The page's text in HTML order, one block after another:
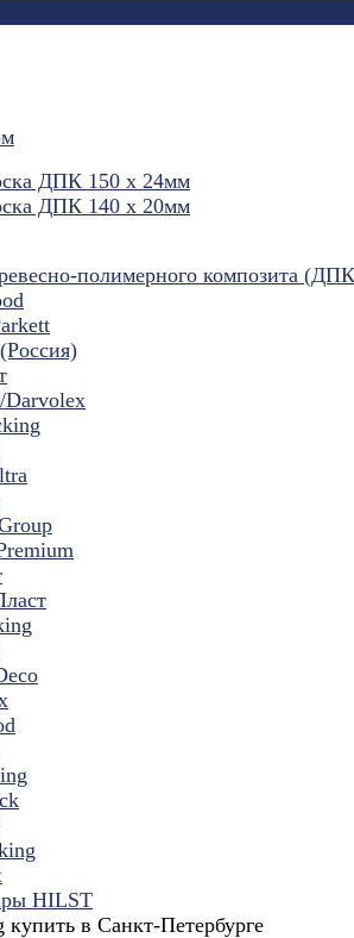
ДПК 150 х 24мм
ДПК 140 х 20мм
полимерного композита
Darvolex
HILST
в Санкт-Петербурге